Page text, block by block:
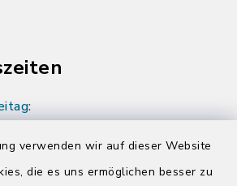
verwenden wir auf dieser Website
die es uns ermöglichen besser zu